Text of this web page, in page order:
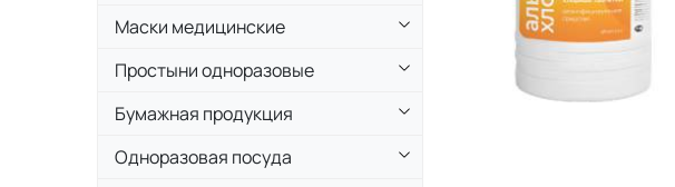
Маски медицинские
Простыни одноразовые
Бумажная продукция
Одноразовая посуда